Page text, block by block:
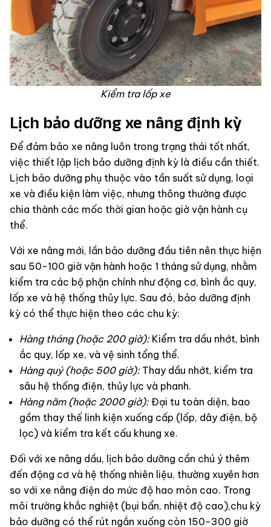
Kiểm tra lốp xe
Lịch bảo dưỡng xe nâng định kỳ
Để đảm bảo xe nâng luôn trong trạng thái tốt nhất,
việc thiết lập lịch bảo dưỡng định kỳ là điều cần thiết.
Lịch bảo dưỡng phụ thuộc vào tần suất sử dụng, loại
xe và điều kiện làm việc, nhưng thông thường được
chia thành các mốc thời gian hoặc giờ vận hành cụ
thể.
Với xe nâng mới, lần bảo dưỡng đầu tiên nên thực hiện
sau 50-100 giờ vận hành hoặc 1 tháng sử dụng, nhằm
kiểm tra các bộ phận chính như động cơ, bình ắc quy,
lốp xe và hệ thống thủy lực. Sau đó, bảo dưỡng định
kỳ có thể thực hiện theo các chu kỳ:
Hàng tháng (hoặc 200 giờ):Kiểm tra dầu nhớt, bình
ắc quy, lốp xe, và vệ sinh tổng thể.
Hàng quý (hoặc 500 giờ):Thay dầu nhớt, kiểm tra
sâu hệ thống điện, thủy lực và phanh.
Hàng năm (hoặc 2000 giờ):Đại tu toàn diện, bao
gồm thay thế linh kiện xuống cấp (lốp, dây điện, bộ
lọc) và kiểm tra kết cấu khung xe.
Đối với xe nâng dầu, lịch bảo dưỡng cần chú ý thêm
đến động cơ và hệ thống nhiên liệu, thường xuyên hơn
so với xe nâng điện do mức độ hao mòn cao. Trong
môi trường khắc nghiệt (bụi bẩn, nhiệt độ cao),chu kỳ
bảo dưỡng có thể rút ngắn xuống còn 150-300 giờ